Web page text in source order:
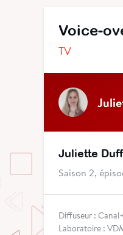
Voice-
TV
Juliette
Saison 2,
Diffuseur :
Laboratoire :